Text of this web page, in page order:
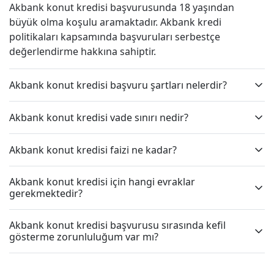
Akbank konut kredisi başvurusunda 18 yaşından
büyük olma koşulu aramaktadır. Akbank kredi
politikaları kapsamında başvuruları serbestçe
değerlendirme hakkına sahiptir.
Akbank konut kredisi başvuru şartları nelerdir?
Akbank konut kredisi vade sınırı nedir?
Akbank konut kredisi faizi ne kadar?
Akbank konut kredisi için hangi evraklar
gerekmektedir?
Akbank konut kredisi başvurusu sırasında kefil
gösterme zorunluluğum var mı?